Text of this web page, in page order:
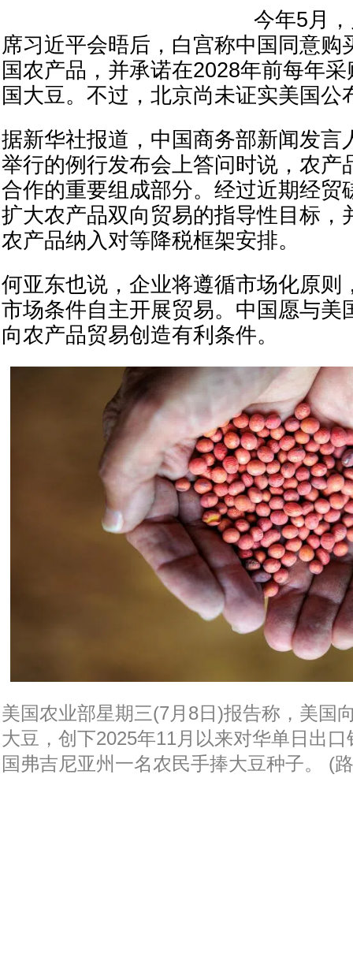
今年5月
席习近平会晤后，白宫称中国同意购
国农产品，并承诺在2028年前每年
国大豆。不过，北京尚未证实美国公
据新华社报道，中国商务部新闻发言
举行的例行发布会上答问时说，农产
合作的重要组成部分。经过近期经贸
扩大农产品双向贸易的指导性目标，
农产品纳入对等降税框架安排。
何亚东也说，企业将遵循市场化原则
市场条件自主开展贸易。中国愿与美
向农产品贸易创造有利条件。
美国农业部星期三(7月8日)报告称，美国
大豆，创下2025年11月以来对华单日出
国弗吉尼亚州一名农民手捧大豆种子。 (